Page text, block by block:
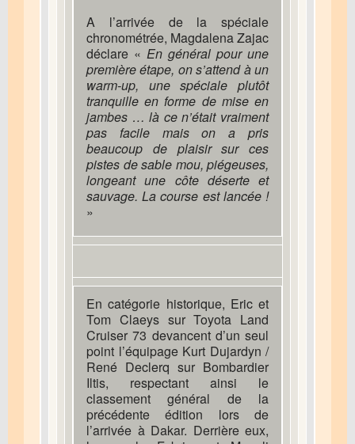
A l’arrivée de la spéciale
chronométrée, Magdalena Zajac
déclare « En général pour une
première étape, on s’attend à un
warm-up, une spéciale plutôt
tranquille en forme de mise en
jambes … là ce n’était vraiment
pas facile mais on a pris
beaucoup de plaisir sur ces
pistes de sable mou, piégeuses,
longeant une côte déserte et
sauvage. La course est lancée !
»
En catégorie historique, Eric et
Tom Claeys sur Toyota Land
Cruiser 73 devancent d’un seul
point l’équipage Kurt Dujardyn /
René Declerq sur Bombardier
Iltis, respectant ainsi le
classement général de la
précédente édition lors de
l’arrivée à Dakar. Derrière eux,